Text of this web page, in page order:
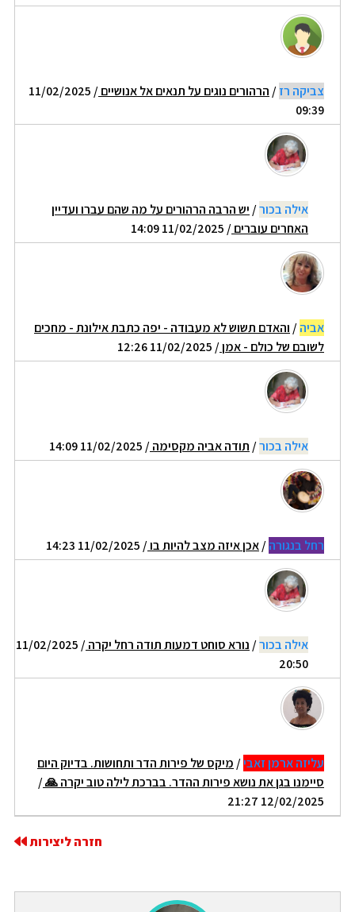
צביקה רז/ הרהורים נוגים על תנאים אל אנושיים
/ 11/02/2025
09:39
אילה בכור/ יש הרבה הרהורים על מה שהם עברו ועדיין
האחרים עוברים/ 11/02/2025 14:09
אביה/ והאדם תשוש לא מעבודה - יפה כתבת אילונת - מחכים
לשובם של כולם - אמן/ 11/02/2025 12:26
אילה בכור/ תודה אביה מקסימה/ 11/02/2025 14:09
רחל בנגורה/אכן איזה מצב להיות בו/ 11/02/2025 14:23
אילה בכור/ נורא סוחט דמעות תודה רחל יקרה
/ 11/02/2025
20:50
עליזה ארמן זאבי/ מיקס של פירות הדר ותחושות. בדיוק היום
סיימנו בגן את נושא פירות ההדר. בברכת לילה טוב יקרה 🙏/
12/02/2025 21:27
חזרה ליצירות